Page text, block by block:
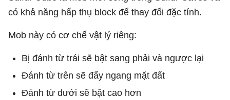
có khả năng hấp thụ block để thay đổi đặc tính.
Mob này có cơ chế vật lý riêng:
Bị đánh từ trái sẽ bật sang phải và ngược lại
Đánh từ trên sẽ đẩy ngang mặt đất
Đánh từ dưới sẽ bật cao hơn